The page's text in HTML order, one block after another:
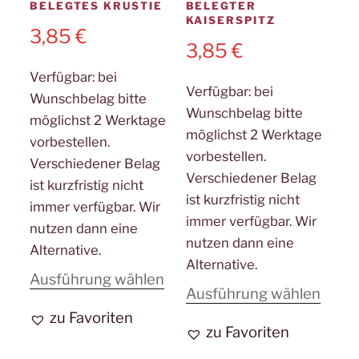
BELEGTES KRUSTIE
3,85€
Verfügbar: bei
Wunschbelag bitte
möglichst 2 Werktage
vorbestellen.
Verschiedener Belag
ist kurzfristig nicht
immer verfügbar. Wir
nutzen dann eine
Alternative.
Ausführung wählenDieses
Produkt
weist
zu Favoriten
BELEGTER
KAISERSPITZ
3,85€
Verfügbar: bei
Wunschbelag bitte
möglichst 2 Werktage
vorbestellen.
Verschiedener Belag
ist kurzfristig nicht
immer verfügbar. Wir
nutzen dann eine
Alternative.
Ausführung wählen
zu Favoriten